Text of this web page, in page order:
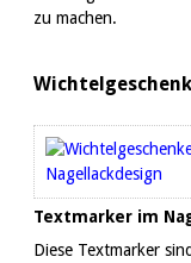
zu machen.
Textmarker im
Diese Textmarker